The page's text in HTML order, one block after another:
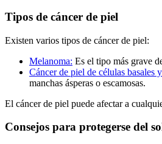
Tipos de cáncer de piel
Existen varios tipos de cáncer de piel:
Melanoma: Es el tipo más grave
Cáncer de piel de células basales
manchas ásperas o escamosas.
El cáncer de piel puede afectar a
Consejos para protegerse del